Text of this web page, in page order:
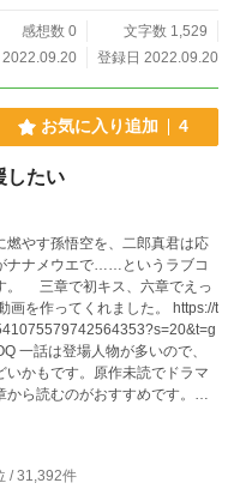
感想数 0
文字数 1,529
登録日 2022.09.20
お気に入り追加 4
したい
燃やす孫悟空を、二郎真君は応
ナナメウエで……というラブコ
。 三章で初キス、六章でえっ
作ってくれました。 https://t
、
かもです。原作未読でドラマ
ら読むのがおすすめです。内
こちらでも公開し
novel/series/8078403
/ 31,392件